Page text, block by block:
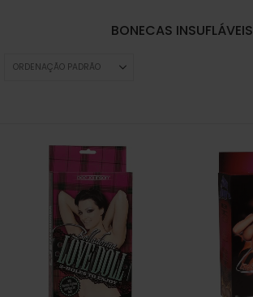
BONECAS INSUFLÁVEIS